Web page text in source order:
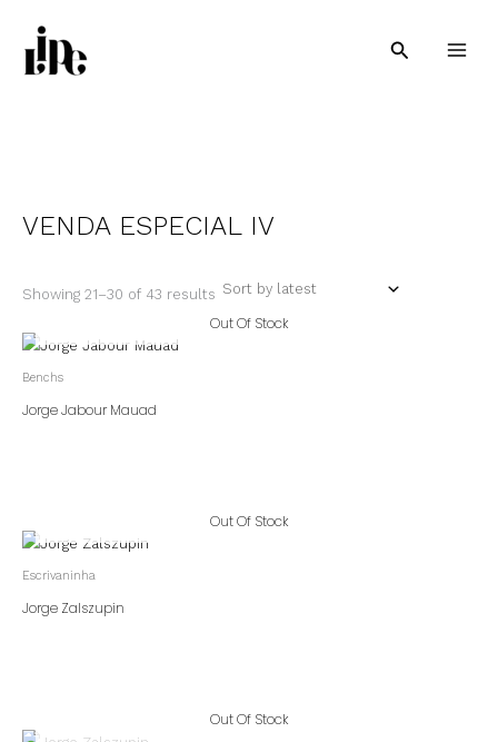
content
Pesquisar
VENDA ESPECIAL IV
Showing 21–30 of 43 results
Out Of Stock
Benchs
Jorge Jabour Mauad
Out Of Stock
Escrivaninha
Jorge Zalszupin
Out Of Stock